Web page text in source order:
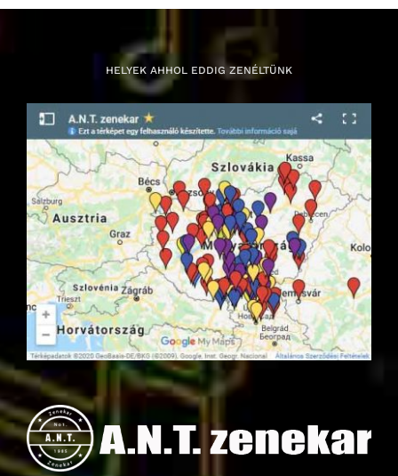
HELYEK AHHOL EDDIG ZENÉLTÜNK